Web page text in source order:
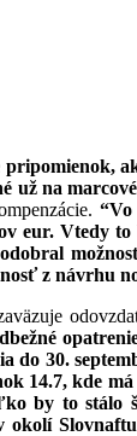
pripomienok,
už na
“Vo
eur. Vtedy
z návrhu
30.
14.7, kde
by to stálo
okolí